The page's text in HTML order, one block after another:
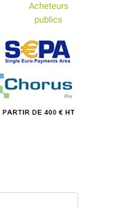
Acheteurs
publics